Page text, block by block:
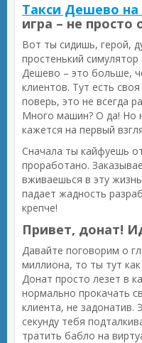
Такси Дешево
игра – не
Вот ты сидишь, герой,
простенький симулятор
Дешево – это больше,
клиентов. Тут есть
поверь, это не всегда
Много машин? О да! Но
кажется на первый
Сначала ты кайфуешь
проработано.
вживаешься в эту
падает жадность
крепче!
Привет, донат!
Давайте поговорим о
миллиона, то ты тут
Донат просто лезет в
нормально прокачать
клиента, не
секунду тебя
тратить бабло на